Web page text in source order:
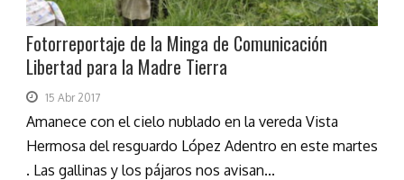
Fotorreportaje de la Minga de Comunicación
Libertad para la Madre Tierra
15 Abr 2017
Amanece con el cielo nublado en la vereda Vista
Hermosa del resguardo López Adentro en este martes
. Las gallinas y los pájaros nos avisan...